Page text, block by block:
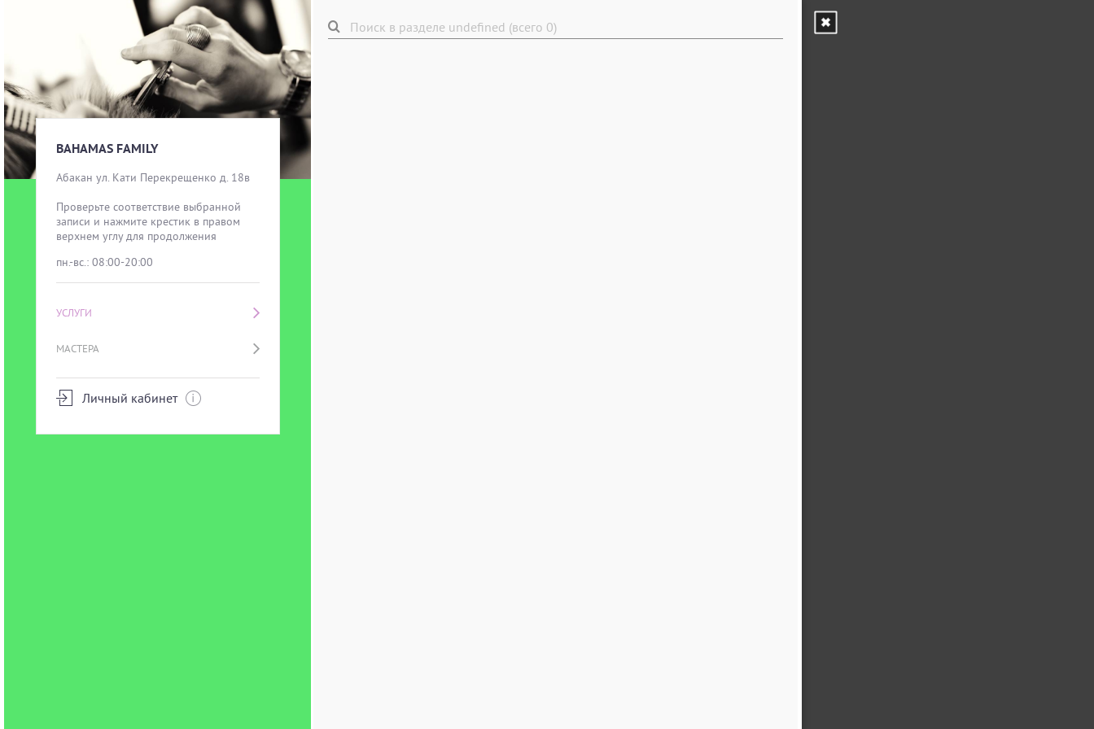
BAHAMAS FAMILY
Абакан ул. Кати Перекрещенко д. 18в
Проверьте соответствие выбранной
записи и нажмите крестик в правом
верхнем углу для продолжения
пн.-вс.: 08:00-20:00
УСЛУГИ
МАСТЕРА
Личный кабинет